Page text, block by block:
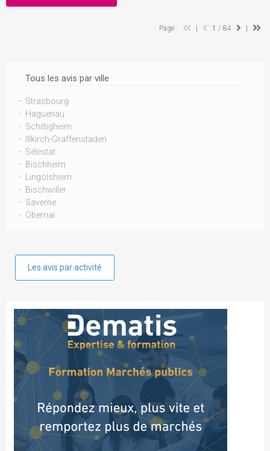
Tous les avis par ville
Strasbourg
Haguenau
Schiltigheim
Illkirch-Graffenstaden
Sélestat
Bischheim
Lingolsheim
Bischwiller
Saverne
Obernai
Les avis par activité
Page : 1 / 84